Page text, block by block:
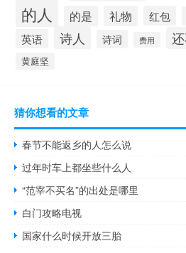
的人 的是 礼物 红包
英语 诗人 诗词 费用
黄庭坚
猜你想看的文章
春节不能返乡的人怎么说
过年时车上都坐些什么人
“范宰不买名”的出处是哪里
白门攻略电视
国家什么时候开放三胎